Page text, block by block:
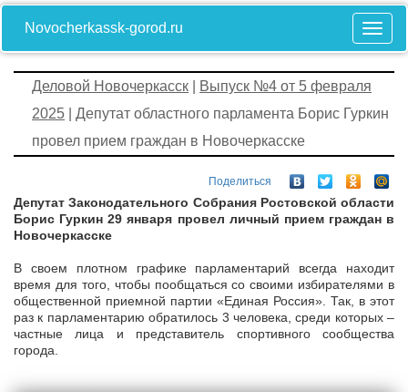
Novocherkassk-gorod.ru
Деловой Новочеркасск
Выпуск №4 от 5 февраля
2025 | Депутат областного парламента Борис Гуркин
провел прием граждан в Новочеркасске
Поделиться
Депутат Законодательного Собрания Ростовской области
Борис Гуркин 29 января провел личный прием граждан в
Новочеркасске
В своем плотном графике парламентарий всегда находит
время для того, чтобы пообщаться со своими избирателями в
общественной приемной партии «Единая Россия». Так, в этот
раз к парламентарию обратилось 3 человека, среди которых –
частные лица и представитель спортивного сообщества
города.